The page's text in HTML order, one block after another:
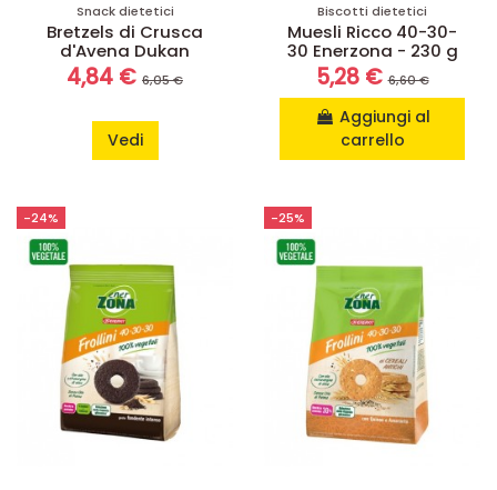
Snack dietetici
Bretzels di Crusca
d'Avena Dukan
4,84 € 6,05 €
Vedi
Biscotti dietetici
Muesli Ricco 40-30-
30 Enerzona - 230 g
5,28 €6,60 €
Aggiungi al
carrello
-24% -25%